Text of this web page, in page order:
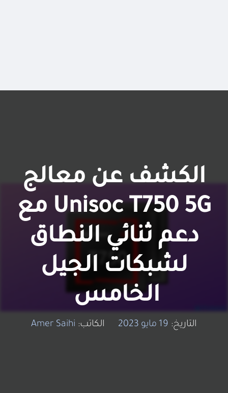
الكشف عن معالج
Unisoc T750 5G مع
دعم ثنائي النطاق
لشبكات الجيل
الخامس
التاريخ: 19 مايو 2023 الكاتب: Amer Saihi